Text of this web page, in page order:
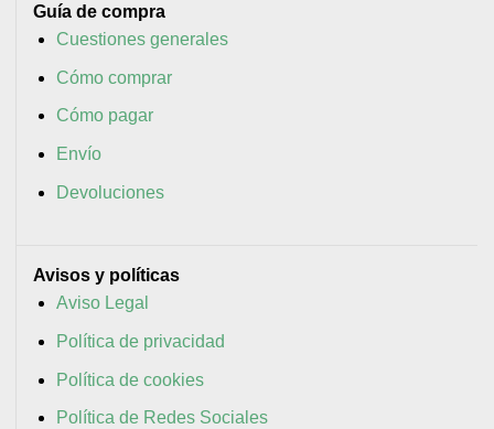
Guía de compra
Cuestiones generales
Cómo comprar
Cómo pagar
Envío
Devoluciones
Avisos y políticas
Aviso Legal
Política de privacidad
Política de cookies
Política de Redes Sociales